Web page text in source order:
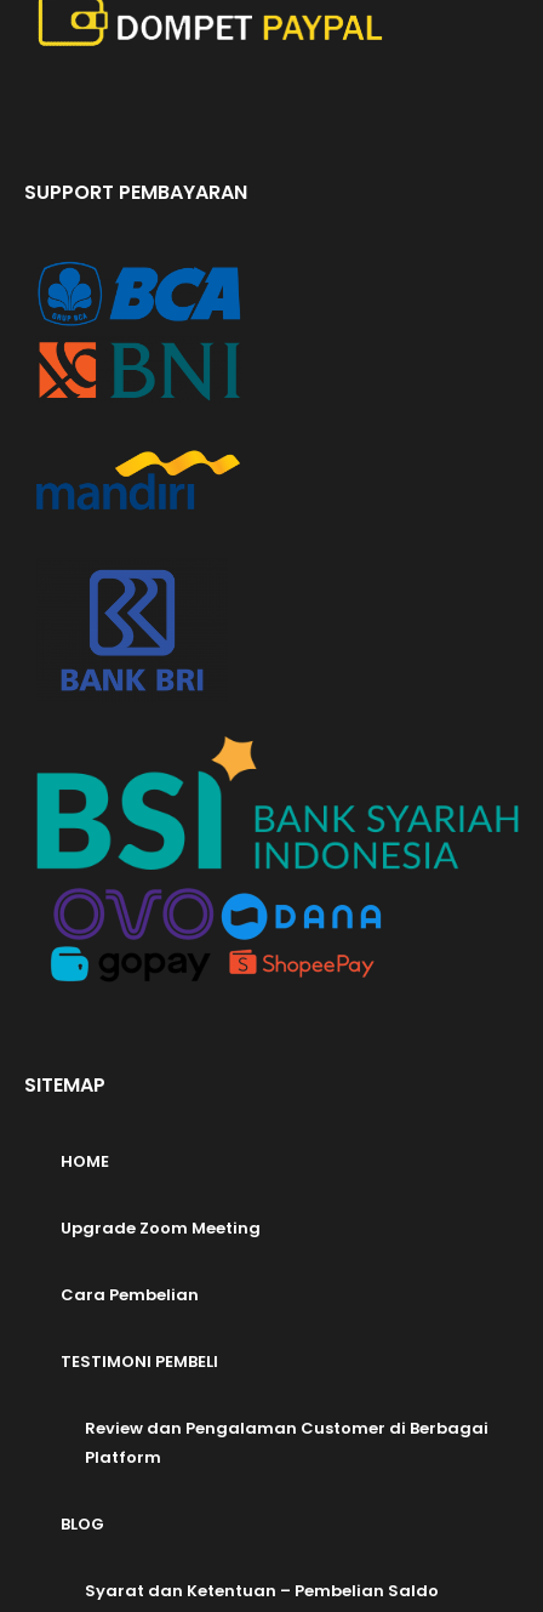
SUPPORT PEMBAYARAN
SITEMAP
HOME
Upgrade Zoom Meeting
Cara Pembelian
TESTIMONI PEMBELI
Review dan Pengalaman Customer di Berbagai
Platform
BLOG
Syarat dan Ketentuan – Pembelian Saldo